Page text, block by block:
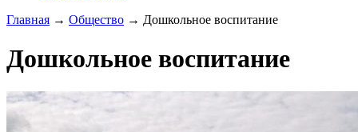
Главная → Общество → Дошкольное воспитание
Дошкольное воспитание